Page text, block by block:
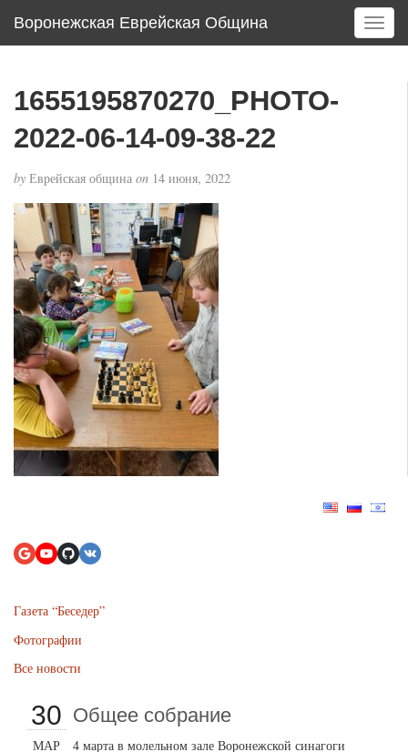
Воронежская Еврейская Община
T
o
1655195870270_PHOTO-
2022-06-14-09-38-22
by Еврейская община on 14 июня, 2022
Газета “Беседер”
Фотографии
Все новости
30
МАР
Общее собрание
4 марта в молельном зале Воронежской синагоги